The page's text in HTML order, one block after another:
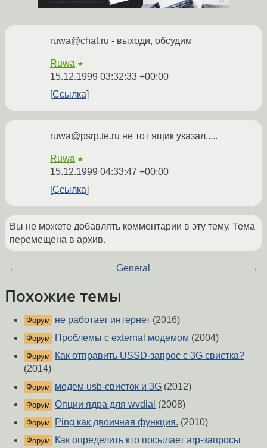
ruwa@chat.ru - выходи, обсудим
Ruwa ★
15.12.1999 03:32:33 +00:00
Ссылка
ruwa@psrp.te.ru не тот ящик указал.....
Ruwa ★
15.12.1999 04:33:47 +00:00
Ссылка
Вы не можете добавлять комментарии в эту тему. Тема
перемещена в архив.
← General →
Похожие темы
Форум не работает интернет (2016)
Форум Проблемы с external модемом (2004)
Форум
Как отправить USSD-запрос с 3G свистка?
(2014)
Форум модем usb-свисток и 3G (2012)
Форум Опции ядра для wvdial (2008)
Форум Ping как двоичная функция. (2010)
Форум Как определить кто посылает arp-запросы